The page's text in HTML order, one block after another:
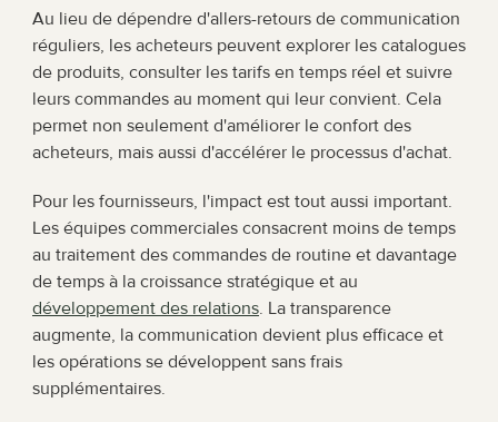
Au lieu de dépendre d'allers-retours de communication
réguliers, les acheteurs peuvent explorer les catalogues
de produits, consulter les tarifs en temps réel et suivre
leurs commandes au moment qui leur convient. Cela
permet non seulement d'améliorer le confort des
acheteurs, mais aussi d'accélérer le processus d'achat.
Pour les fournisseurs, l'impact est tout aussi important.
Les équipes commerciales consacrent moins de temps
au traitement des commandes de routine et davantage
développement des relations. La transparence
augmente, la communication devient plus efficace et
les opérations se développent sans frais
supplémentaires.